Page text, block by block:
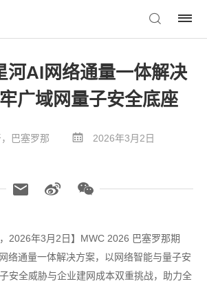
河AI网络通量一体解决
广域网量子安全底座
巴塞罗那 2026年3月2日
2026年3月2日】MWC 2026 巴塞罗那期
络通量一体解决方案，以网络智能与量子安
安全威胁与企业建网成本双重挑战，助力全